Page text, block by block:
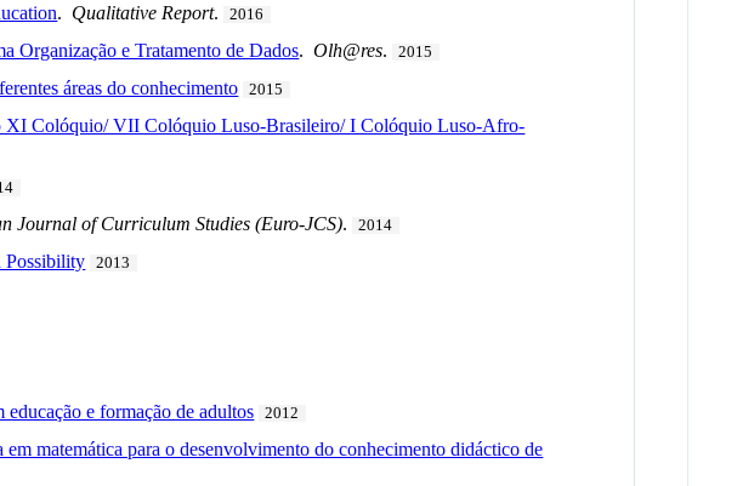
. Qualitative Report. 2016
Organização e Tratamento de Dados.Olh@res. 2015
áreas do conhecimento 2015
XI Colóquio/ VII Colóquio Luso-Brasileiro/ I Colóquio Luso-Afro-
Journal of Curriculum Studies (Euro-JCS). 2014
Possibility 2013
e formação de adultos 2012
matemática para o desenvolvimento do conhecimento didáctico de